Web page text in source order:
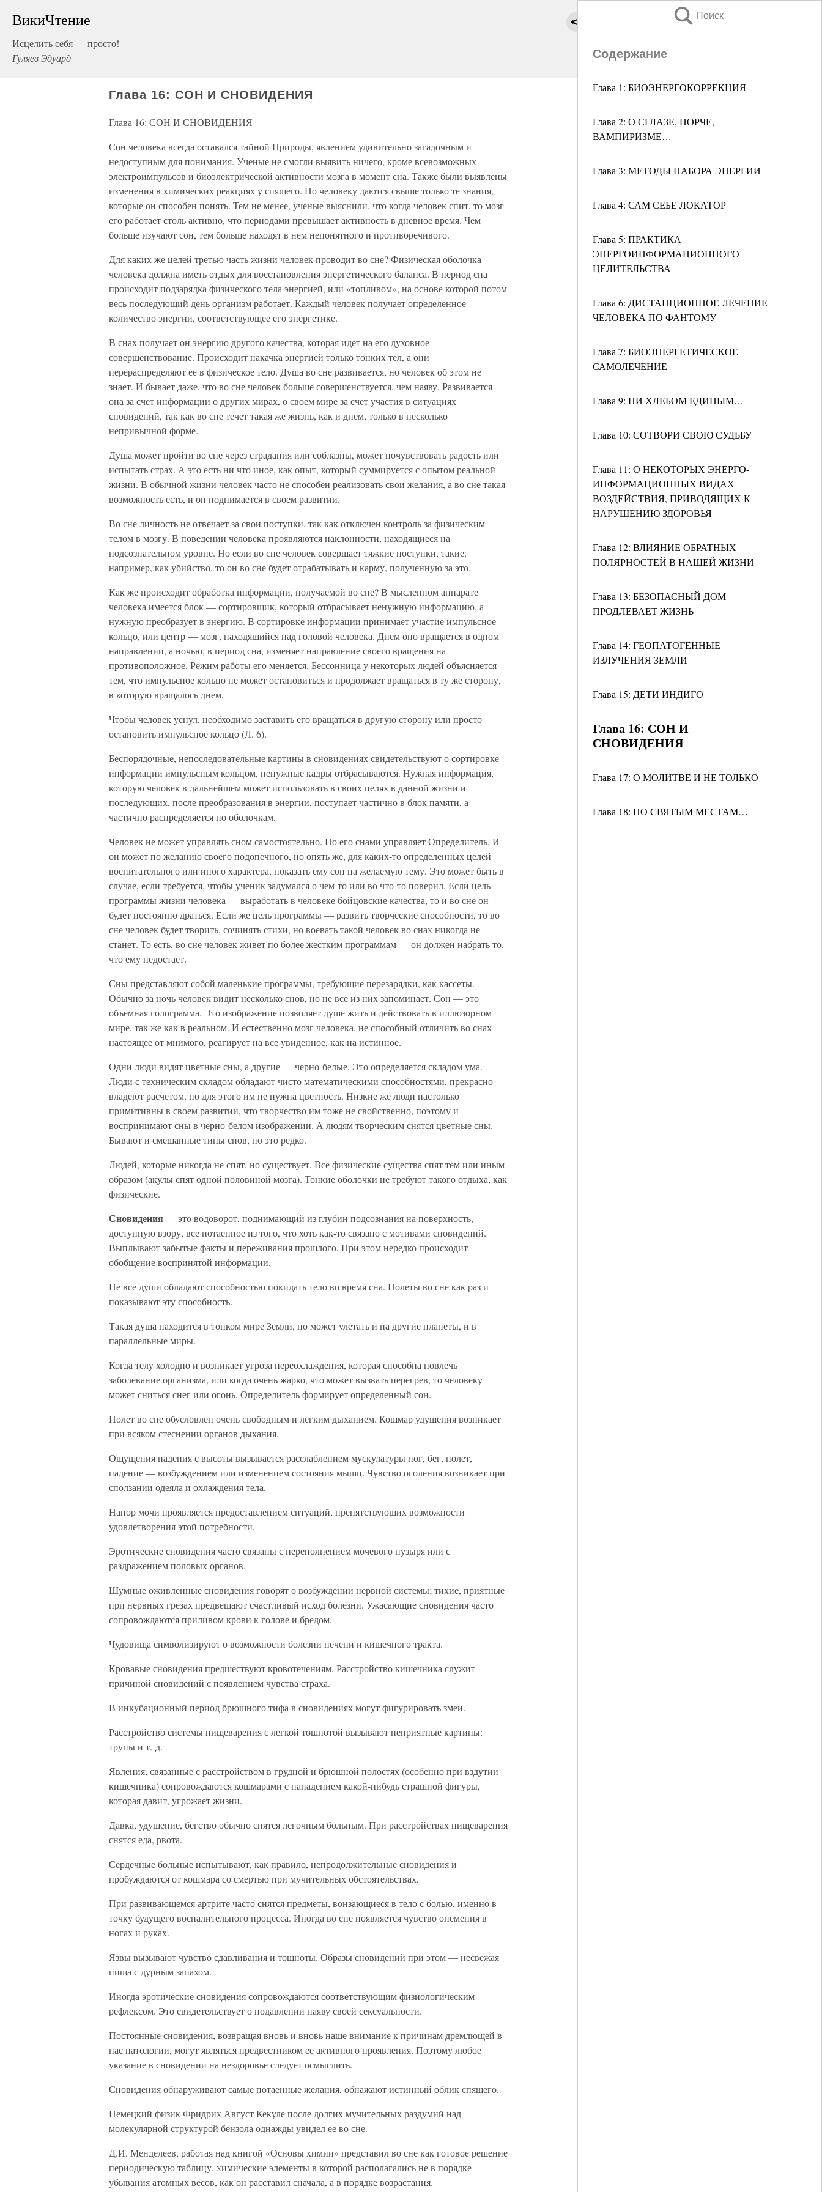
ВикиЧтение
Исцелить себя — просто!
Гуляев Эдуард
Поиск
Содержание
Глава 1: БИОЭНЕРГОКОРРЕКЦИЯ
Глава 2: О СГЛАЗЕ, ПОРЧЕ,
ВАМПИРИЗМЕ…
Глава 3: МЕТОДЫ НАБОРА ЭНЕРГИИ
Глава 4: САМ СЕБЕ ЛОКАТОР
Глава 5: ПРАКТИКА
ЭНЕРГОИНФОРМАЦИОННОГО
ЦЕЛИТЕЛЬСТВА
Глава 6: ДИСТАНЦИОННОЕ ЛЕЧЕНИЕ
ЧЕЛОВЕКА ПО ФАНТОМУ
Глава 7: БИОЭНЕРГЕТИЧЕСКОЕ
САМОЛЕЧЕНИЕ
Глава 9: НИ ХЛЕБОМ ЕДИНЫМ…
Глава 10: СОТВОРИ СВОЮ СУДЬБУ
Глава 11: О НЕКОТОРЫХ ЭНЕРГО-
ИНФОРМАЦИОННЫХ ВИДАХ
ВОЗДЕЙСТВИЯ, ПРИВОДЯЩИХ К
НАРУШЕНИЮ ЗДОРОВЬЯ
Глава 12: ВЛИЯНИЕ ОБРАТНЫХ
ПОЛЯРНОСТЕЙ В НАШЕЙ ЖИЗНИ
Глава 13: БЕЗОПАСНЫЙ ДОМ
ПРОДЛЕВАЕТ ЖИЗНЬ
Глава 14: ГЕОПАТОГЕННЫЕ
ИЗЛУЧЕНИЯ ЗЕМЛИ
Глава 15: ДЕТИ ИНДИГО
Глава 16: СОН И
СНОВИДЕНИЯ
Глава 17: О МОЛИТВЕ И НЕ ТОЛЬКО
Глава 18: ПО СВЯТЫМ МЕСТАМ…
Глава 16: СОН И СНОВИДЕНИЯ
Глава 16: СОН И СНОВИДЕНИЯ
Сон человека всегда оставался тайной Природы, явлением удивительно загадочным и
недоступным для понимания. Ученые не смогли выявить ничего, кроме всевозможных
электроимпульсов и биоэлектрической активности мозга в момент сна. Также были выявлены
изменения в химических реакциях у спящего. Но человеку даются свыше только те знания,
которые он способен понять. Тем не менее, ученые выяснили, что когда человек спит, то мозг
его работает столь активно, что периодами превышает активность в дневное время. Чем
больше изучают сон, тем больше находят в нем непонятного и противоречивого.
Для каких же целей третью часть жизни человек проводит во сне? Физическая оболочка
человека должна иметь отдых для восстановления энергетического баланса. В период сна
происходит подзарядка физического тела энергией, или «топливом», на основе которой потом
весь последующий день организм работает. Каждый человек получает определенное
количество энергии, соответствующее его энергетике.
В снах получает он энергию другого качества, которая идет на его духовное
совершенствование. Происходит накачка энергией только тонких тел, а они
перераспределяют ее в физическое тело. Душа во сне развивается, но человек об этом не
знает. И бывает даже, что во сне человек больше совершенствуется, чем наяву. Развивается
она за счет информации о других мирах, о своем мире за счет участия в ситуациях
сновидений, так как во сне течет такая же жизнь, как и днем, только в несколько
непривычной форме.
Душа может пройти во сне через страдания или соблазны, может почувствовать радость или
испытать страх. А это есть ни что иное, как опыт, который суммируется с опытом реальной
жизни. В обычной жизни человек часто не способен реализовать свои желания, а во сне такая
возможность есть, и он поднимается в своем развитии.
Во сне личность не отвечает за свои поступки, так как отключен контроль за физическим
телом в мозгу. В поведении человека проявляются наклонности, находящиеся на
подсознательном уровне. Но если во сне человек совершает тяжкие поступки, такие,
например, как убийство, то он во сне будет отрабатывать и карму, полученную за это.
Как же происходит обработка информации, получаемой во сне? В мысленном аппарате
человека имеется блок — сортировщик, который отбрасывает ненужную информацию, а
нужную преобразует в энергию. В сортировке информации принимает участие импульсное
кольцо, или центр — мозг, находящийся над головой человека. Днем оно вращается в одном
направлении, а ночью, в период сна, изменяет направление своего вращения на
противоположное. Режим работы его меняется. Бессонница у некоторых людей объясняется
тем, что импульсное кольцо не может остановиться и продолжает вращаться в ту же сторону,
в которую вращалось днем.
Чтобы человек уснул, необходимо заставить его вращаться в другую сторону или просто
остановить импульсное кольцо (Л. 6).
Беспорядочные, непоследовательные картины в сновидениях свидетельствуют о сортировке
информации импульсным кольцом, ненужные кадры отбрасываются. Нужная информация,
которую человек в дальнейшем может использовать в своих целях в данной жизни и
последующих, после преобразования в энергии, поступает частично в блок памяти, а
частично распределяется по оболочкам.
Человек не может управлять сном самостоятельно. Но его снами управляет Определитель. И
он может по желанию своего подопечного, но опять же, для каких-то определенных целей
воспитательного или иного характера, показать ему сон на желаемую тему. Это может быть в
случае, если требуется, чтобы ученик задумался о чем-то или во что-то поверил. Если цель
программы жизни человека — выработать в человеке бойцовские качества, то и во сне он
будет постоянно драться. Если же цель программы — развить творческие способности, то во
сне человек будет творить, сочинять стихи, но воевать такой человек во снах никогда не
станет. То есть, во сне человек живет по более жестким программам — он должен набрать то,
что ему недостает.
Сны представляют собой маленькие программы, требующие перезарядки, как кассеты.
Обычно за ночь человек видит несколько снов, но не все из них запоминает. Сон — это
объемная голограмма. Это изображение позволяет душе жить и действовать в иллюзорном
мире, так же как в реальном. И естественно мозг человека, не способный отличить во снах
настоящее от мнимого, реагирует на все увиденное, как на истинное.
Одни люди видят цветные сны, а другие — черно-белые. Это определяется складом ума.
Люди с техническим складом обладают чисто математическими способностями, прекрасно
владеют расчетом, но для этого им не нужна цветность. Низкие же люди настолько
примитивны в своем развитии, что творчество им тоже не свойственно, поэтому и
воспринимают сны в черно-белом изображении. А людям творческим снятся цветные сны.
Бывают и смешанные типы снов, но это редко.
Людей, которые никогда не спят, но существует. Все физические существа спят тем или иным
образом (акулы спят одной половиной мозга). Тонкие оболочки не требуют такого отдыха, как
физические.
Сновидения — это водоворот, поднимающий из глубин подсознания на поверхность,
доступную взору, все потаенное из того, что хоть как-то связано с мотивами сновидений.
Выплывают забытые факты и переживания прошлого. При этом нередко происходит
обобщение воспринятой информации.
Не все души обладают способностью покидать тело во время сна. Полеты во сне как раз и
показывают эту способность.
Такая душа находится в тонком мире Земли, но может улетать и на другие планеты, и в
параллельные миры.
Когда телу холодно и возникает угроза переохлаждения, которая способна повлечь
заболевание организма, или когда очень жарко, что может вызвать перегрев, то человеку
может сниться снег или огонь. Определитель формирует определенный сон.
Полет во сне обусловлен очень свободным и легким дыханием. Кошмар удушения возникает
при всяком стеснении органов дыхания.
Ощущения падения с высоты вызывается расслаблением мускулатуры ног, бег, полет,
падение — возбуждением или изменением состояния мышц. Чувство оголения возникает при
сползании одеяла и охлаждения тела.
Напор мочи проявляется предоставлением ситуаций, препятствующих возможности
удовлетворения этой потребности.
Эротические сновидения часто связаны с переполнением мочевого пузыря или с
раздражением половых органов.
Шумные оживленные сновидения говорят о возбуждении нервной системы; тихие, приятные
при нервных грезах предвещают счастливый исход болезни. Ужасающие сновидения часто
сопровождаются приливом крови к голове и бредом.
Чудовища символизируют о возможности болезни печени и кишечного тракта.
Кровавые сновидения предшествуют кровотечениям. Расстройство кишечника служит
причиной сновидений с появлением чувства страха.
В инкубационный период брюшного тифа в сновидениях могут фигурировать змеи.
Расстройство системы пищеварения с легкой тошнотой вызывают неприятные картины:
трупы и т. д.
Явления, связанные с расстройством в грудной и брюшной полостях (особенно при вздутии
кишечника) сопровождаются кошмарами с нападением какой-нибудь страшной фигуры,
которая давит, угрожает жизни.
Давка, удушение, бегство обычно снятся легочным больным. При расстройствах пищеварения
снятся еда, рвота.
Сердечные больные испытывают, как правило, непродолжительные сновидения и
пробуждаются от кошмара со смертью при мучительных обстоятельствах.
При развивающемся артрите часто снятся предметы, вонзающиеся в тело с болью, именно в
точку будущего воспалительного процесса. Иногда во сне появляется чувство онемения в
ногах и руках.
Язвы вызывают чувство сдавливания и тошноты. Образы сновидений при этом — несвежая
пища с дурным запахом.
Иногда эротические сновидения сопровождаются соответствующим физиологическим
рефлексом. Это свидетельствует о подавлении наяву своей сексуальности.
Постоянные сновидения, возвращая вновь и вновь наше внимание к причинам дремлющей в
нас патологии, могут являться предвестником ее активного проявления. Поэтому любое
указание в сновидении на нездоровье следует осмыслить.
Сновидения обнаруживают самые потаенные желания, обнажают истинный облик спящего.
Немецкий физик Фридрих Август Кекуле после долгих мучительных раздумий над
молекулярной структурой бензола однажды увидел ее во сне.
Д.И. Менделеев, работая над книгой «Основы химии» представил во сне как готовое решение
периодическую таблицу, химические элементы в которой располагались не в порядке
убывания атомных весов, как он расставил сначала, а в порядке возрастания.